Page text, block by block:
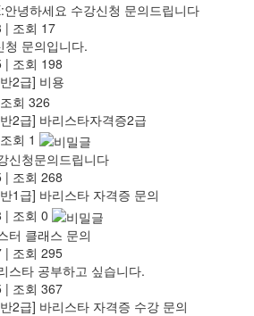
안녕하세요 수강신청 문의드립니다
| 조회 17
청 문의입니다.
| 조회 198
2급] 비용
조회 326
2급] 바리스타자격증2급
조회 1
신청문의드립니다
| 조회 268
1급] 바리스타 자격증 문의
| 조회 0
터 클래스 문의
| 조회 295
스타 공부하고 싶습니다.
| 조회 367
2급] 바리스타 자격증 수강 문의